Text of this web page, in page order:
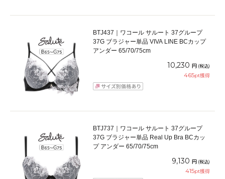
BTJ437｜ワコール サルート 37グループ
37G ブラジャー単品 VIVA LINE BCカップ
アンダー 65/70/75cm
10,230 円 (税込)
465pt獲得
BTJ737｜ワコール サルート 37グループ
37G ブラジャー単品 Real Up Bra BCカッ
プ アンダー 65/70/75cm
9,130 円 (税込)
415pt獲得